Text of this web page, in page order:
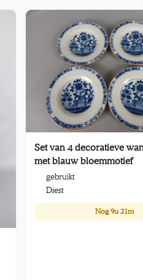
Set van 4 decoratieve
met blauw bloemmotief
gebruikt
Diest
Nog9u 21m